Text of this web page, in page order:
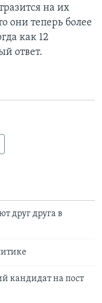
на их
они теперь более
как 12
ответ.
друг друга в
кандидат на пост